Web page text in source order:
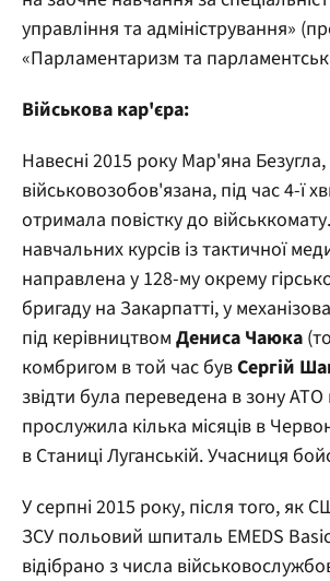
управління та адміністрування»
«Парламентаризм та
Військова кар'єра:
Навесні 2015 року Мар'яна
військовозобов'язана, під час 4-ї
отримала повістку до
навчальних курсів із тактичної
направлена у 128-му окрему
бригаду на Закарпатті, у
під керівництвом Дениса Чаюка
комбригом в той час бувСергій
звідти була переведена в зону
прослужила кілька місяців в
в Станиці Луганській. Учасниця
У серпні 2015 року, після того, як
ЗСУ польовий шпиталь EMEDS
відібрано з числа